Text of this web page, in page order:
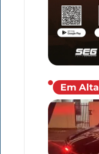
Em Alta